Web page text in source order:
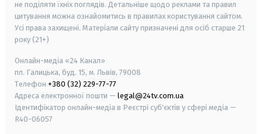
не поділяти їхніх поглядів. Детальніше щодо реклами та правил
цитування можна ознайомитись в правилах користування сайтом.
Усі права захищені. Матеріали сайту призначені для осіб старше 21
року (21+)
Онлайн-медіа «24 Канал»
пл. Галицька, буд. 15, м. Львів, 79008
Телефон +380 (32) 229-77-77
Адреса електронної пошти — legal@24tv.com.ua
Ідентифікатор онлайн-медіа в Реєстрі суб'єктів у сфері медіа —
R40-06057